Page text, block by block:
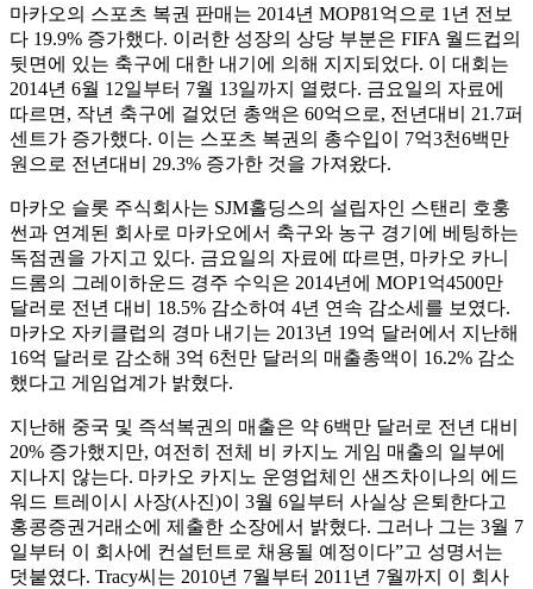
마카오의 스포츠 복권 판매는 2014년 MOP81억으로 1년 전보
다 19.9% 증가했다. 이러한 성장의 상당 부분은 FIFA 월드컵의
뒷면에 있는 축구에 대한 내기에 의해 지지되었다. 이 대회는
2014년 6월 12일부터 7월 13일까지 열렸다. 금요일의 자료에
따르면, 작년 축구에 걸었던 총액은 60억으로, 전년대비 21.7퍼
센트가 증가했다. 이는 스포츠 복권의 총수입이 7억3천6백만
원으로 전년대비 29.3% 증가한 것을 가져왔다.
마카오 슬롯 주식회사는 SJM홀딩스의 설립자인 스탠리 호훙
썬과 연계된 회사로 마카오에서 축구와 농구 경기에 베팅하는
독점권을 가지고 있다. 금요일의 자료에 따르면, 마카오 카니
드롬의 그레이하운드 경주 수익은 2014년에 MOP1억4500만
달러로 전년 대비 18.5% 감소하여 4년 연속 감소세를 보였다.
마카오 자키클럽의 경마 내기는 2013년 19억 달러에서 지난해
16억 달러로 감소해 3억 6천만 달러의 매출총액이 16.2% 감소
했다고 게임업계가 밝혔다.
지난해 중국 및 즉석복권의 매출은 약 6백만 달러로 전년 대비
20% 증가했지만, 여전히 전체 비 카지노 게임 매출의 일부에
지나지 않는다. 마카오 카지노 운영업체인 샌즈차이나의 에드
워드 트레이시 사장(사진)이 3월 6일부터 사실상 은퇴한다고
홍콩증권거래소에 제출한 소장에서 밝혔다. 그러나 그는 3월 7
일부터 이 회사에 컨설턴트로 채용될 예정이다”고 성명서는
덧붙였다. Tracy씨는 2010년 7월부터 2011년 7월까지 이 회사